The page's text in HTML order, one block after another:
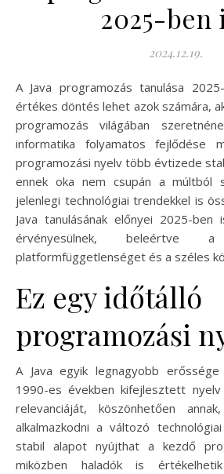
2025-ben
2024.12.19.
A Java programozás tanulása 2025-ben is releváns és
értékes döntés lehet azok számára,
programozás világában
informatika folyamatos fejlődése
programozási nyelv több évtizede
ennek oka nem csupán a múltból
jelenlegi technológiai trendekkel is
Java tanulásának előnyei 2025-
érvényesülnek, beleértve
platformfüggetlenséget és a széles
Ez egy időtálló
programozási
A Java egyik legnagyobb
1990-es években kifejlesztett
relevanciáját, köszönhetően
alkalmazkodni a változó
stabil alapot nyújthat a kezdő
miközben haladók is